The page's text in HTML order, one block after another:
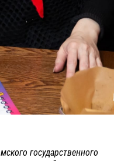
государственного